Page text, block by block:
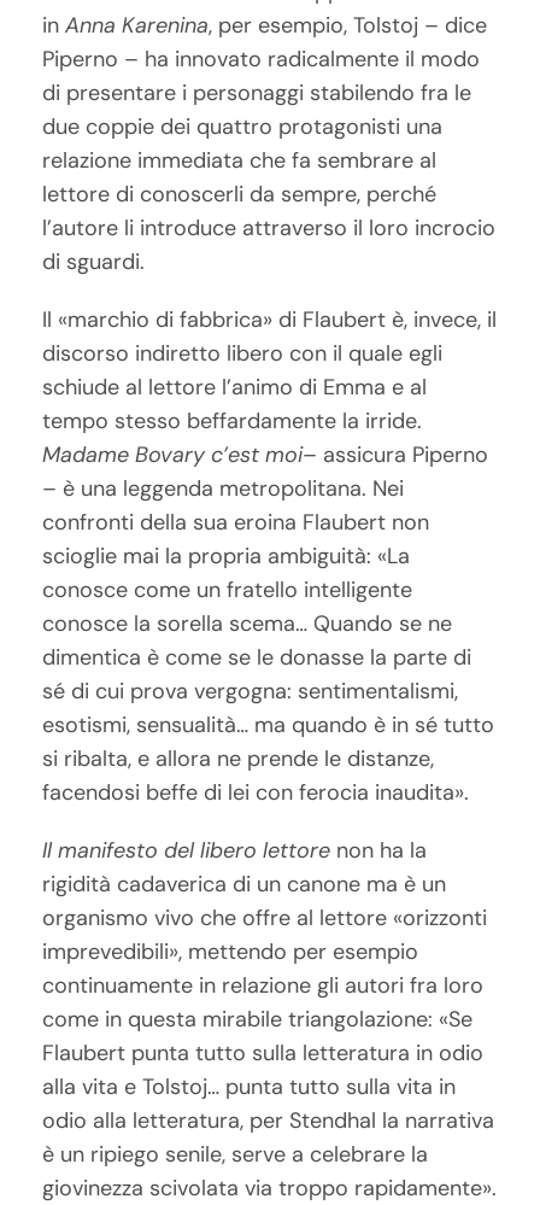
inAnna Karenina, per esempio, Tolstoj – dice
Piperno – ha innovato radicalmente il modo
di presentare i personaggi stabilendo fra le
due coppie dei quattro protagonisti una
relazione immediata che fa sembrare al
lettore di conoscerli da sempre, perché
l’autore li introduce attraverso il loro incrocio
di sguardi.
Il «marchio di fabbrica» di Flaubert è, invece, il
discorso indiretto libero con il quale egli
schiude al lettore l’animo di Emma e al
tempo stesso beffardamente la irride.
Madame Bovary c’est moi– assicura Piperno
– è una leggenda metropolitana. Nei
confronti della sua eroina Flaubert non
scioglie mai la propria ambiguità: «La
conosce come un fratello intelligente
conosce la sorella scema… Quando se ne
dimentica è come se le donasse la parte di
sé di cui prova vergogna: sentimentalismi,
esotismi, sensualità… ma quando è in sé tutto
si ribalta, e allora ne prende le distanze,
facendosi beffe di lei con ferocia inaudita».
Il manifesto del libero lettore non ha la
rigidità cadaverica di un canone ma è un
organismo vivo che offre al lettore «orizzonti
imprevedibili», mettendo per esempio
continuamente in relazione gli autori fra loro
come in questa mirabile triangolazione: «Se
Flaubert punta tutto sulla letteratura in odio
alla vita e Tolstoj… punta tutto sulla vita in
odio alla letteratura, per Stendhal la narrativa
è un ripiego senile, serve a celebrare la
giovinezza scivolata via troppo rapidamente».